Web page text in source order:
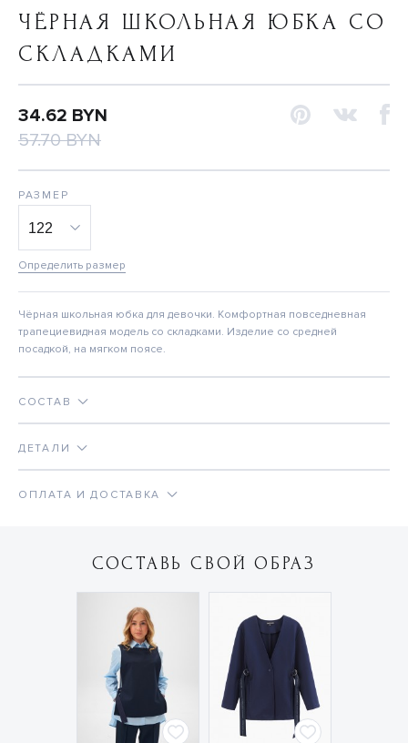
ЧЁРНАЯ ШКОЛЬНАЯ ЮБКА СО
СКЛАДКАМИ
34.62 BYN
57.70 BYN
РАЗМЕР
Определить размер
Чёрная школьная юбка для девочки. Комфортная повседневная
трапециевидная модель со складками. Изделие со средней
посадкой, на мягком поясе.
СОСТАВ
ДЕТАЛИ
ОПЛАТА И ДОСТАВКА
СОСТАВЬ СВОЙ ОБРАЗ